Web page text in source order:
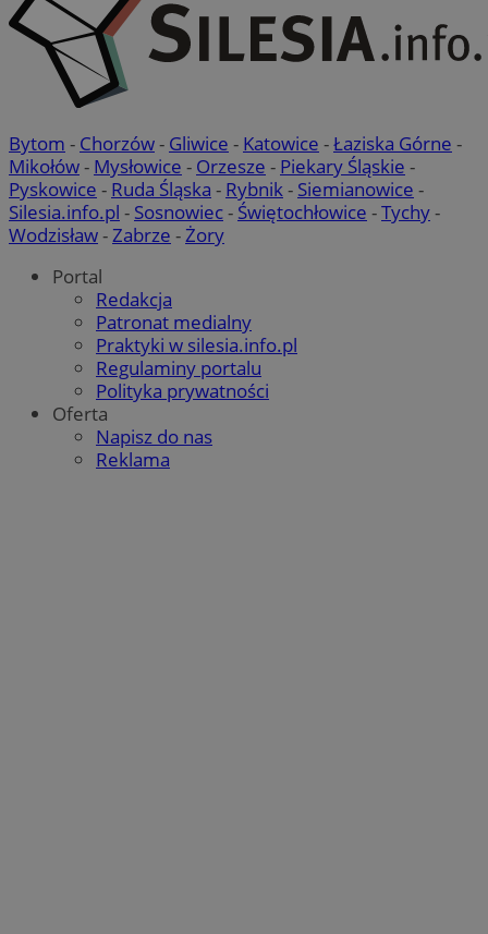
Bytom - Chorzów- Gliwice - Katowice -Łaziska Górne -
Mikołów- Mysłowice - Orzesze - Piekary Śląskie -
Pyskowice - Ruda Śląska - Rybnik - Siemianowice -
Silesia.info.pl - Sosnowiec- Świętochłowice -Tychy-
Wodzisław- Zabrze - Żory
Portal
Redakcja
Patronat medialny
Praktyki w silesia.info.pl
Regulaminy portalu
Polityka prywatności
Oferta
Napisz do nas
Reklama